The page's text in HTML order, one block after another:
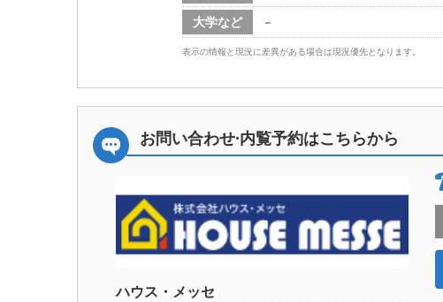
大学など
－
表示の情報と現況に差異がある場合は現況優先となります。
お問い合わせ·内覧予約はこちらから
ハウス・メッセ